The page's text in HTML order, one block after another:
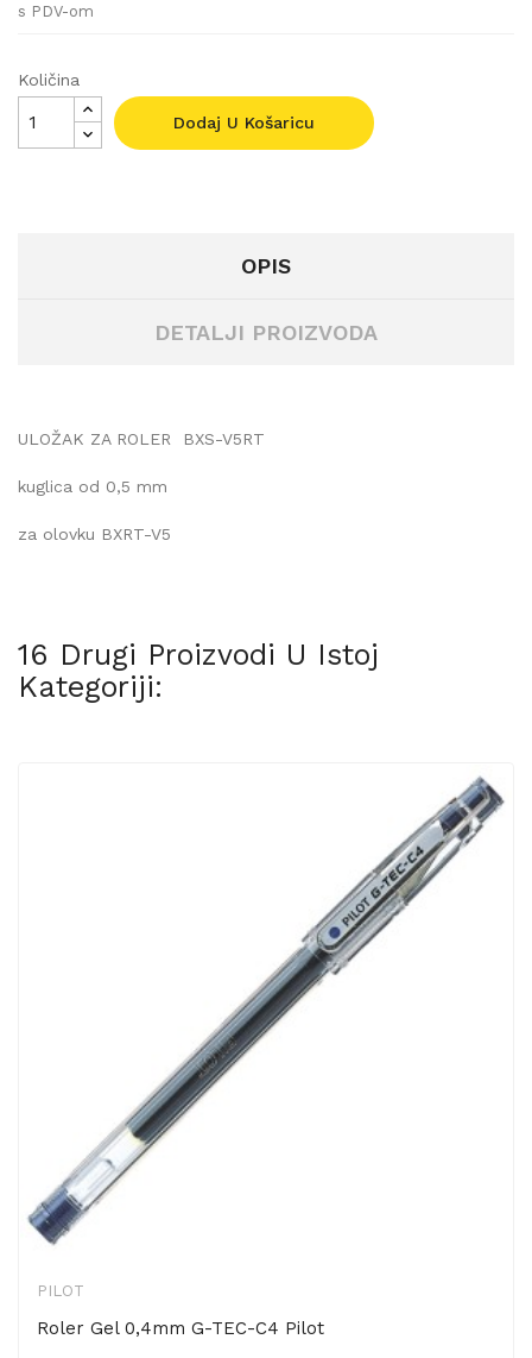
s PDV-om
Količina
Dodaj U Košaricu
OPIS
DETALJI PROIZVODA
ULOŽAK ZA ROLER BXS-V5RT
kuglica od 0,5 mm
za olovku BXRT-V5
16 Drugi Proizvodi U Istoj
Kategoriji:
PILOT
Roler Gel 0,4mm G-TEC-C4 Pilot